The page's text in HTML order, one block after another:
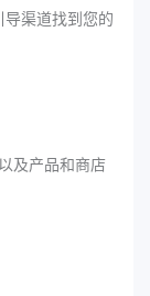
渠道找到您的
及产品和商店